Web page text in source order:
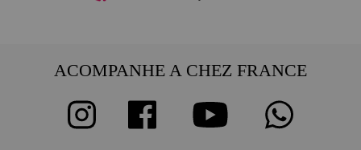
ACOMPANHE A CHEZ FRANCE